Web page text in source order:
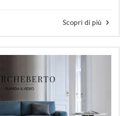
Scopri di più